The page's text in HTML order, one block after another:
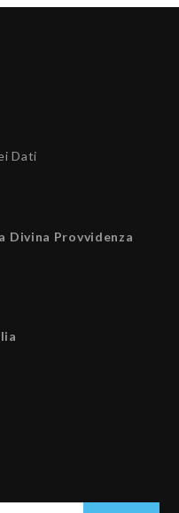
Dati
Divina Provvidenza